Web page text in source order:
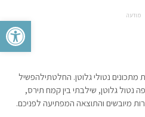
פתח מודעה
נטולי גלוטן. החלטתילהפשיל
נטול גלוטן, שילבתי בין קמח תירס,
מיובשים והתוצאה המפתיעה לפניכם.